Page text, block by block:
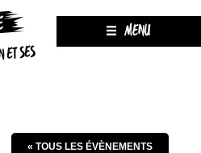
SES
MENU
« TOUS LES ÉVÈNEMENTS